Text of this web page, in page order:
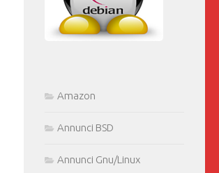
Amazon
Annunci BSD
Annunci Gnu/Linux